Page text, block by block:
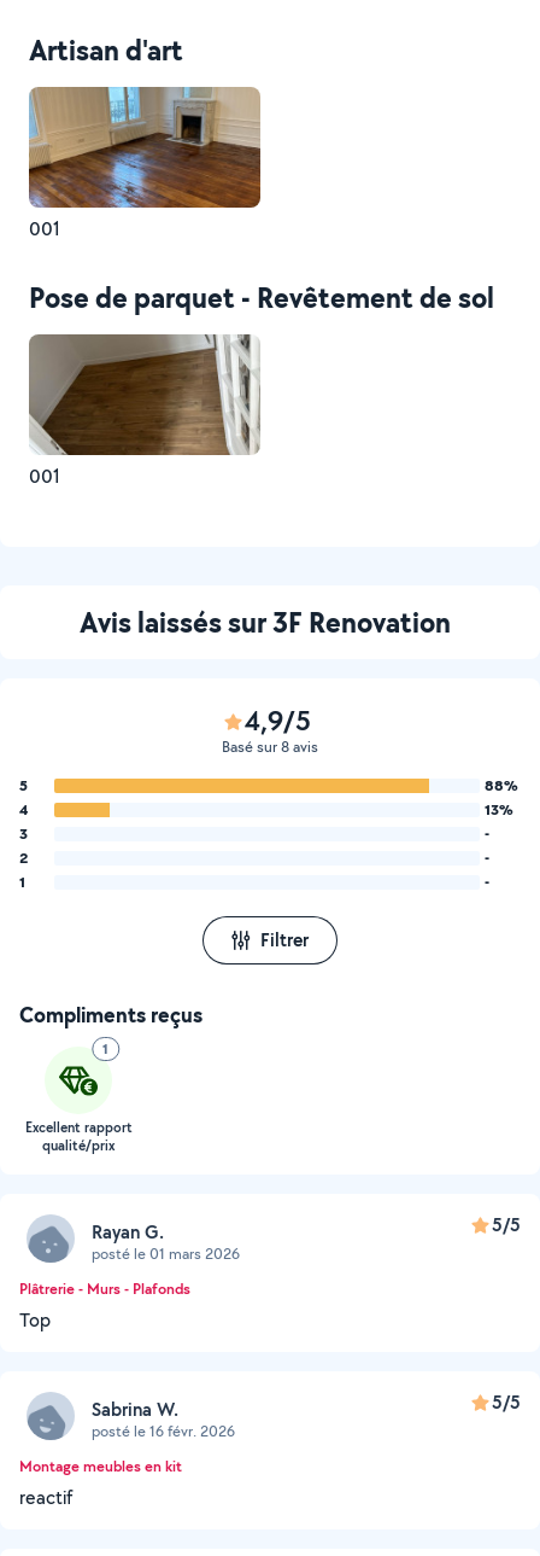
Artisan d'art
001
Pose de parquet - Revêtement de sol
001
Avis laissés sur 3F Renovation
4,9/5
Basé sur 8 avis
5
88%
4
13%
3
-
2
-
1
-
Filtrer
Compliments reçus
1
Excellent rapport
qualité/prix
Rayan G.
posté le 01 mars 2026
5/5
Plâtrerie - Murs - Plafonds
Top
Sabrina W.
posté le 16 févr. 2026
5/5
Montage meubles en kit
reactif